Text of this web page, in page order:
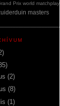
Prix world matchplay
masters
(2)
(8)
(1)